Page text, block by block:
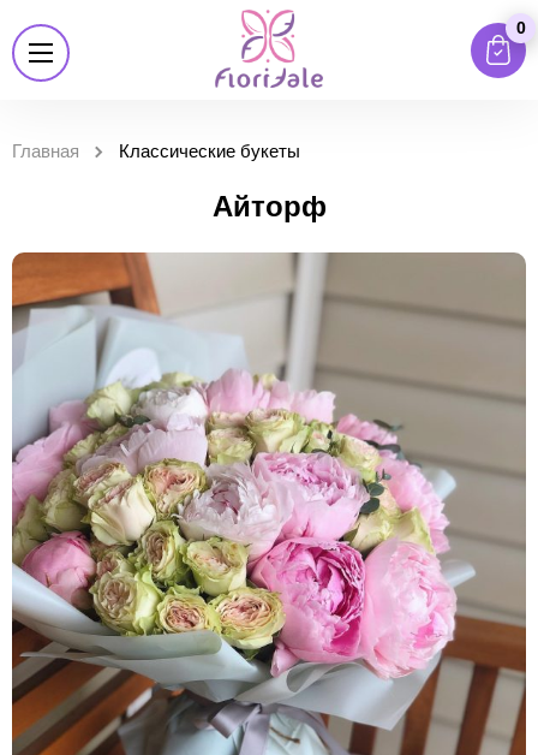
0
Главная Классические букеты
Айторф